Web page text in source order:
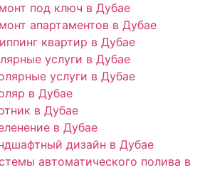
под ключ в Дубае
апартаментов в Дубае
квартир в Дубае
услуги в Дубае
услуги в Дубае
в Дубае
в Дубае
в Дубае
дизайн в Дубае
автоматического полива в